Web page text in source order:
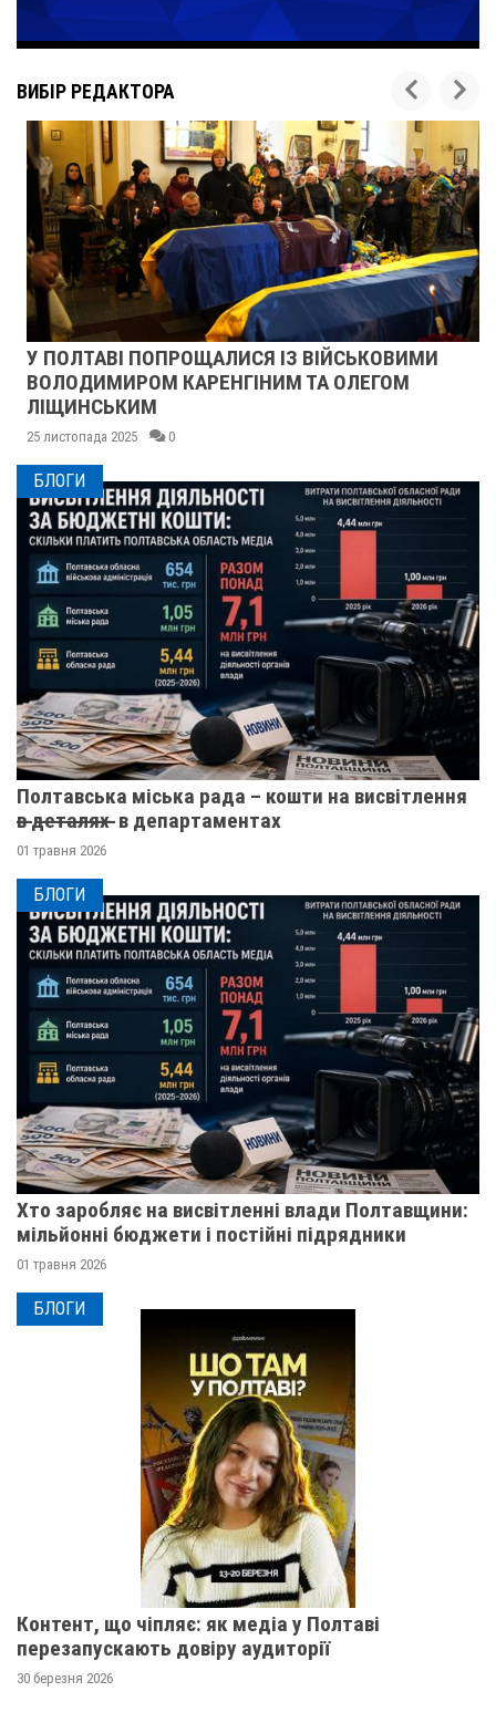
ВИБІР РЕДАКТОРА
У ПОЛТАВІ ПОПРОЩАЛИСЯ ІЗ ВІЙСЬКОВИМИ
ВОЛОДИМИРОМ КАРЕНГІНИМ ТА ОЛЕГОМ
ЛІЩИНСЬКИМ
25 листопада 2025 0
БЛОГИ
Полтавська міська рада – кошти на висвітлення
в̶ ̶д̶е̶т̶а̶л̶я̶х̶ ̶ в департаментах
01 травня 2026
БЛОГИ
Хто заробляє на висвітленні влади Полтавщини:
мільйонні бюджети і постійні підрядники
01 травня 2026
БЛОГИ
Контент, що чіпляє: як медіа у Полтаві
перезапускають довіру аудиторії
30 березня 2026